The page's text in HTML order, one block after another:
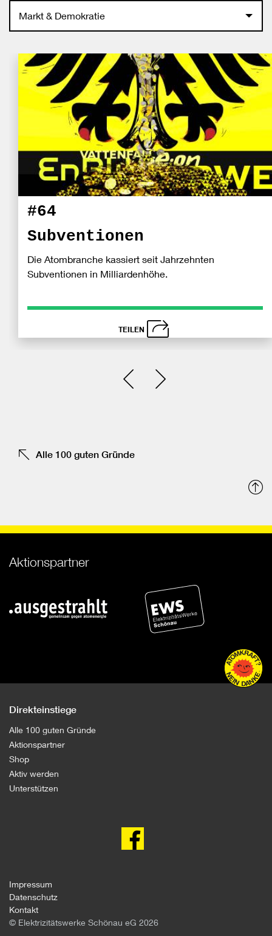
Markt & Demokratie
#64
Subventionen
Die Atombranche kassiert seit Jahrzehnten
Subventionen in Milliardenhöhe.
TEILEN
Einen Slide zurück
Einen Slide vor
Alle 100 guten Gründe
Aktionspartner
Direkteinstiege
Alle 100 guten Gründe
Aktionspartner
Shop
Aktiv werden
Unterstützen
Impressum
Datenschutz
Kontakt
© Elektrizitätswerke Schönau eG 2026